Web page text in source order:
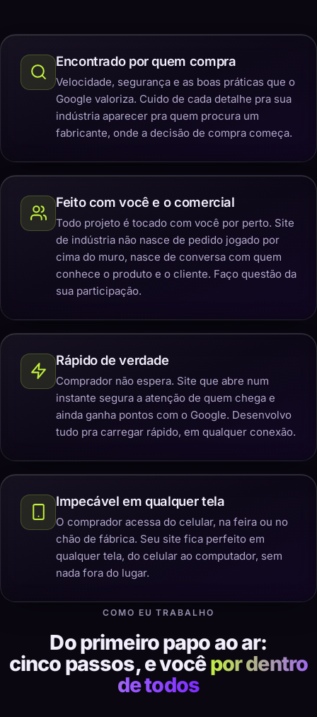
Encontrado por quem compra
Velocidade, segurança e as boas práticas que o
Google valoriza. Cuido de cada detalhe pra sua
indústria aparecer pra quem procura um
fabricante, onde a decisão de compra começa.
Feito com você e o comercial
Todo projeto é tocado com você por perto. Site
de indústria não nasce de pedido jogado por
cima do muro, nasce de conversa com quem
conhece o produto e o cliente. Faço questão da
sua participação.
Rápido de verdade
Comprador não espera. Site que abre num
instante segura a atenção de quem chega e
ainda ganha pontos com o Google. Desenvolvo
tudo pra carregar rápido, em qualquer conexão.
Impecável em qualquer tela
O comprador acessa do celular, na feira ou no
chão de fábrica. Seu site fica perfeito em
qualquer tela, do celular ao computador, sem
nada fora do lugar.
COMO EU TRABALHO
Do primeiro papo ao ar:
cinco passos, e vocêpor dentro
de todos